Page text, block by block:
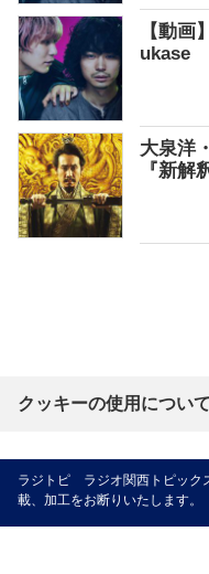
【動画
ukase
大泉洋
『新解
クッキーの使用について
ラジトピ ラジオ関西トピック
載、加工をお断りいたします。